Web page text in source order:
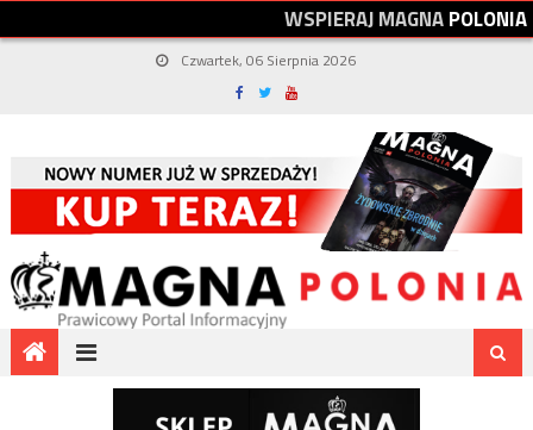
WSPIERAJMAGNAPOLONIA
Czwartek, 06 Sierpnia 2026